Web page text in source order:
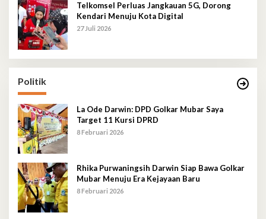
Telkomsel Perluas Jangkauan 5G, Dorong
Kendari Menuju Kota Digital
27 Juli 2026
Politik
La Ode Darwin: DPD Golkar Mubar Saya
Target 11 Kursi DPRD
8 Februari 2026
Rhika Purwaningsih Darwin Siap Bawa Golkar
Mubar Menuju Era Kejayaan Baru
8 Februari 2026